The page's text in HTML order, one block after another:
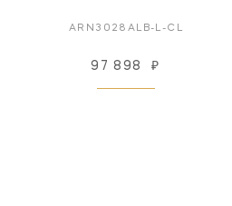
ARN3028ALB-L-CL
97 898 ₽